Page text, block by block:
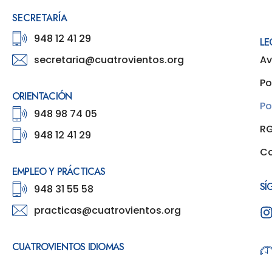
SECRETARÍA
948 12 41 29
secretaria@cuatrovientos.org
ORIENTACIÓN
948 98 74 05
948 12 41 29
EMPLEO Y PRÁCTICAS
948 31 55 58
practicas@cuatrovientos.org
CUATROVIENTOS IDIOMAS